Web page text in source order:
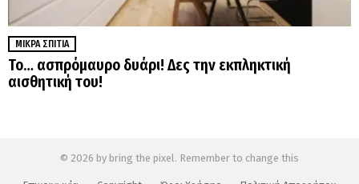
ΜΙΚΡΆ ΣΠΊΤΙΑ
Το… ασπρόμαυρο δυάρι! Δες την εκπληκτική
αισθητική του!
© 2026 by bring the pixel. Remember to change this